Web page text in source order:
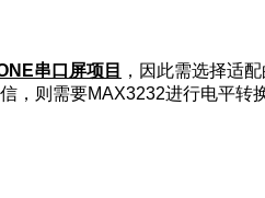
串口屏项目 ，因此需选择适
，则需要MAX3232进行电平转换